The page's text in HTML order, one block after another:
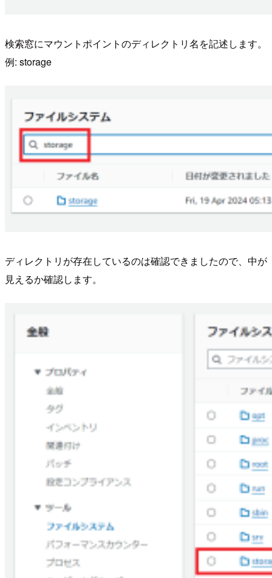
検索窓にマウントポイントのディレクトリ名を記述します。
例: storage
ディレクトリが存在しているのは確認できましたので、中が
見えるか確認します。